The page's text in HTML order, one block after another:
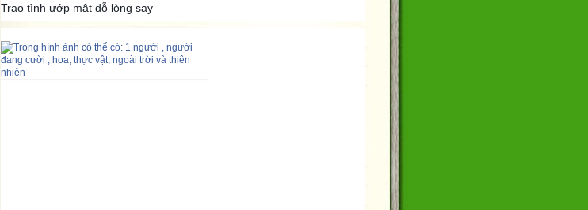
Trao tình ướp mật dỗ lòng say